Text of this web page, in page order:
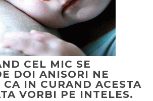
CEL MIC SE
DOI ANISORI NE
CA IN CURAND ACESTA
VORBI PE INTELES.